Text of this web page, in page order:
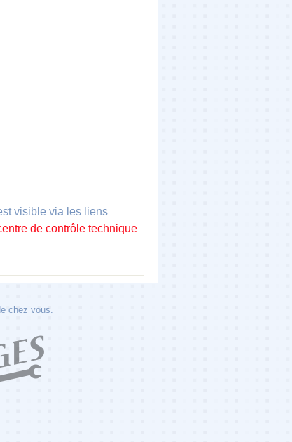
visible via les liens
de contrôle technique
chez vous.